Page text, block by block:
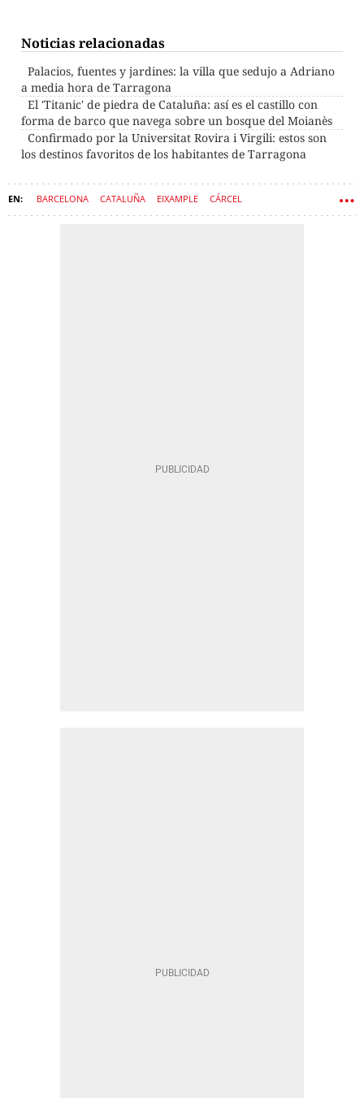
Noticias relacionadas
Palacios, fuentes y jardines: la villa que sedujo a Adriano
a media hora de Tarragona
El 'Titanic' de piedra de Cataluña: así es el castillo con
forma de barco que navega sobre un bosque del Moianès
Confirmado por la Universitat Rovira i Virgili: estos son
los destinos favoritos de los habitantes de Tarragona
BARCELONA CATALUÑA EIXAMPLE CÁRCEL